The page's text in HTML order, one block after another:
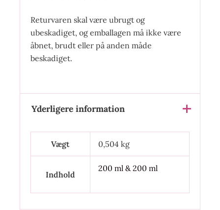
Returvaren skal være ubrugt og
ubeskadiget, og emballagen må ikke være
åbnet, brudt eller på anden måde
beskadiget.
Yderligere information
Vægt 0,504 kg
Indhold
200 ml & 200 ml